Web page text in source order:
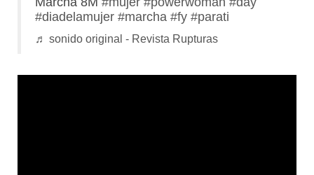
#diadelamujer #marcha #fy #parati
♬ sonido original - Revista Rupturas